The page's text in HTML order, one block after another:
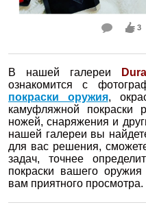
3
В нашей галереи
ознакомится с
покраски оружия,
камуфляжной покраски
ножей, снаряжения и
нашей галереи вы
для вас решения,
задач, точнее
покраски вашего
вам приятного просмотра.